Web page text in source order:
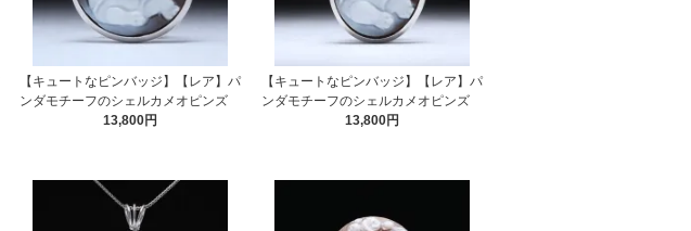
【キュートなピンバッジ】【レア】パ
ンダモチーフのシェルカメオピンズ
13,800円
【キュートなピンバッジ】【レア】パ
ンダモチーフのシェルカメオピンズ
13,800円